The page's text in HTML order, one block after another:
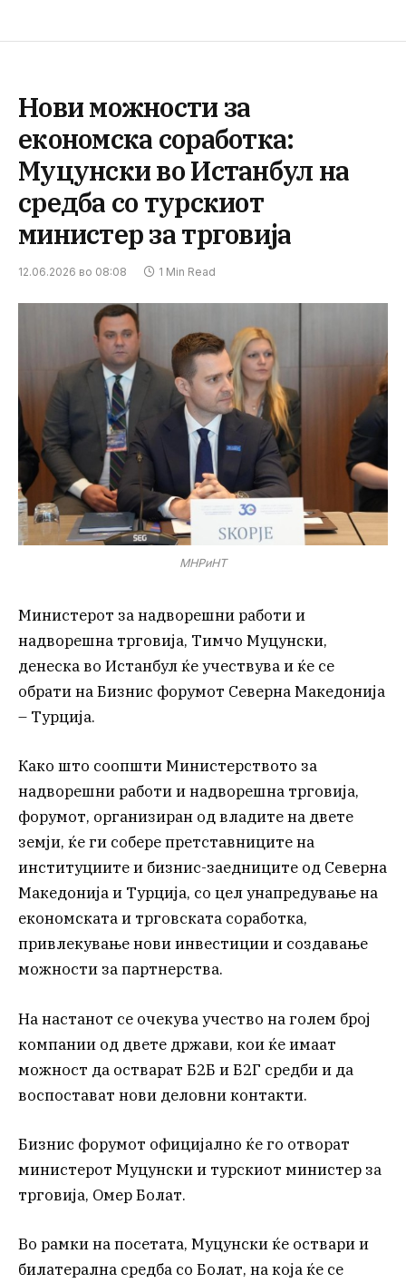
Нови можности за
економска соработка:
Муцунски во Истанбул на
средба со турскиот
министер за трговија
12.06.2026 во 08:08 1 Min Read
МНРиНТ
Министерот за надворешни работи и
надворешна трговија, Тимчо Муцунски,
денеска во Истанбул ќе учествува и ќе се
обрати на Бизнис форумот Северна Македонија
– Турција.
Како што соопшти Министерството за
надворешни работи и надворешна трговија,
форумот, организиран од владите на двете
земји, ќе ги собере претставниците на
институциите и бизнис-заедниците од Северна
Македонија и Турција, со цел унапредување на
економската и трговската соработка,
привлекување нови инвестиции и создавање
можности за партнерства.
На настанот се очекува учество на голем број
компании од двете држави, кои ќе имаат
можност да остварат Б2Б и Б2Г средби и да
воспостават нови деловни контакти.
Бизнис форумот официјално ќе го отворат
министерот Муцунски и турскиот министер за
трговија, Омер Болат.
Во рамки на посетата, Муцунски ќе оствари и
билатерална средба со Болат, на која ќе се